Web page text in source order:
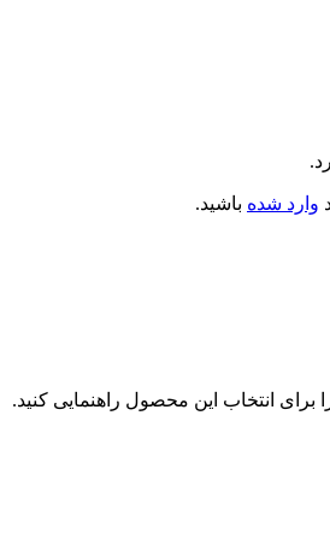
وارد شده باشید.
برای انتخاب این محصول راهنمایی کنید.